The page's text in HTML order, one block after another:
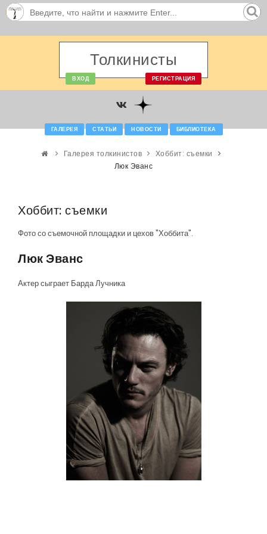
Толкинисты
ВХОД РЕГИСТРАЦИЯ
ГАЛЕРЕЯ СТАТЬИ НОВОСТИ БИБЛИОТЕКА
Галерея толкинистов
Хоббит: съемки
Люк Эванс
Хоббит: съемки
Фото со съемочной площадки и цехов "Хоббита".
Люк Эванс
Актер сыграет Барда Лучника